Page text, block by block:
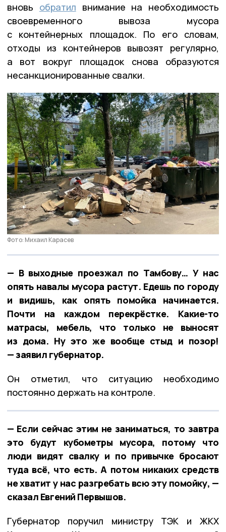
вновь обратил внимание на необходимость
своевременного вывоза мусора
с контейнерных площадок. По его словам,
отходы из контейнеров вывозят регулярно,
а вот вокруг площадок снова образуются
несанкционированные свалки.
Фото: Михаил Карасев
— В выходные проезжал по Тамбову… У нас
опять навалы мусора растут. Едешь по городу
и видишь, как опять помойка начинается.
Почти на каждом перекрёстке. Какие-то
матрасы, мебель, что только не выносят
из дома. Ну это же вообще стыд и позор!
— заявил губернатор.
Он отметил, что ситуацию необходимо
постоянно держать на контроле.
— Если сейчас этим не заниматься, то завтра
это будут кубометры мусора, потому что
люди видят свалку и по привычке бросают
туда всё, что есть. А потом никаких средств
не хватит у нас разгребать всю эту помойку, —
сказал Евгений Первышов.
Губернатор поручил министру ТЭК и ЖКХ